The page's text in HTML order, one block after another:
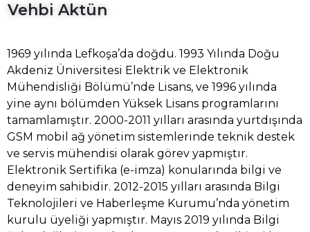
Vehbi Aktün
1969 yılında Lefkoşa’da doğdu. 1993 Yılında Doğu
Akdeniz Üniversitesi Elektrik ve Elektronik
Mühendisliği Bölümü’nde Lisans, ve 1996 yılında
yine aynı bölümden Yüksek Lisans programlarını
tamamlamıştır. 2000-2011 yılları arasında yurtdışında
GSM mobil ağ yönetim sistemlerinde teknik destek
ve servis mühendisi olarak görev yapmıştır.
Elektronik Sertifika (e-imza) konularında bilgi ve
deneyim sahibidir. 2012-2015 yılları arasında Bilgi
Teknolojileri ve Haberleşme Kurumu’nda yönetim
kurulu üyeliği yapmıştır. Mayıs 2019 yılında Bilgi